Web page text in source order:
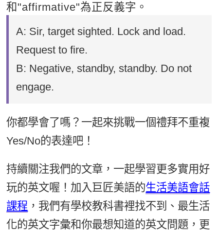
和"affirmative"為正反義字。
A: Sir, target sighted. Lock and load.
Request to fire.
B: Negative, standby, standby. Do not
engage.
你都學會了嗎？一起來挑戰一個禮拜不重複
Yes/No的表達吧！
持續關注我們的文章，一起學習更多實用好
玩的英文喔！加入巨匠美語的生活美語會話
課程 ，我們有學校教科書裡找不到、最生活
化的英文字彙和你最想知道的英文問題，更